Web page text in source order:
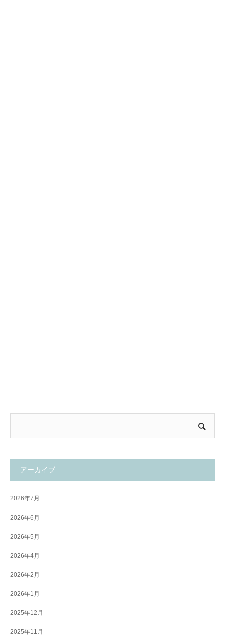
アーカイブ
2026年7月
2026年6月
2026年5月
2026年4月
2026年2月
2026年1月
2025年12月
2025年11月